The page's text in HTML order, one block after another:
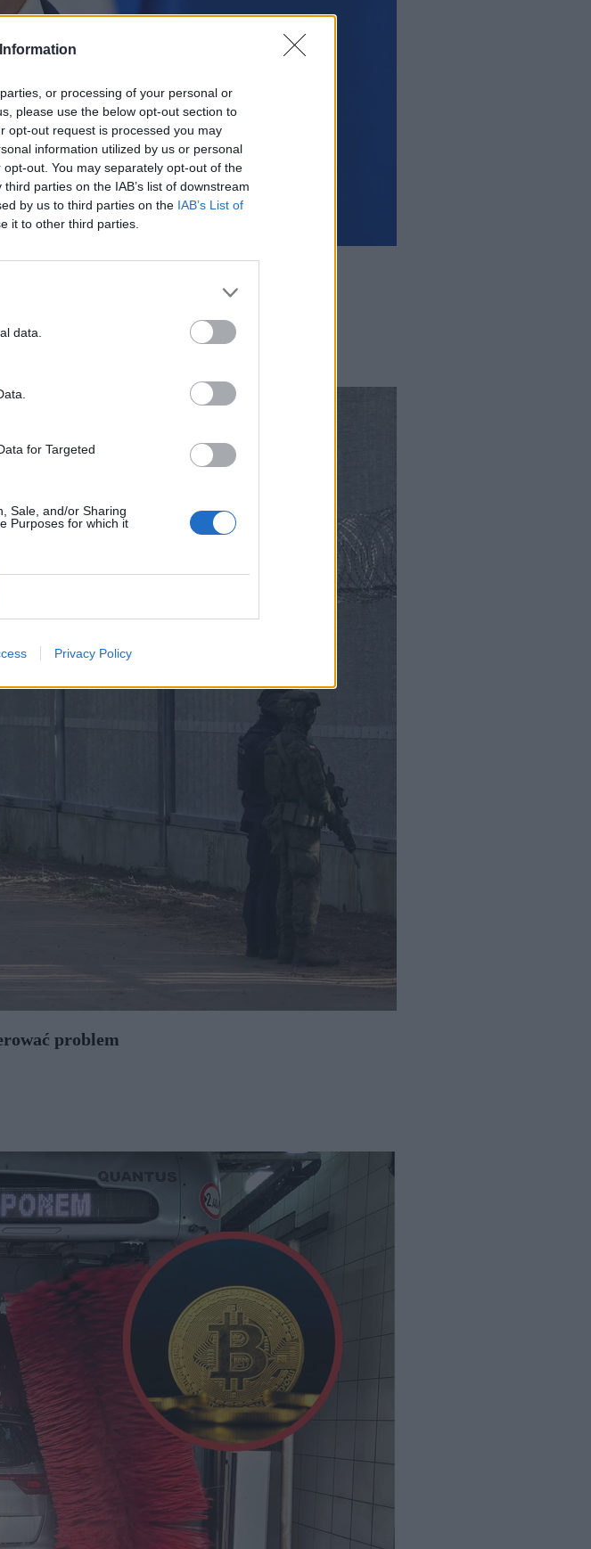
or processing of your personal or
please use the below opt-out section to
opt-out request is processed you may
information utilized by us or personal
out. You may separately opt-out of the
parties on the IAB’s list of downstream
by us to third parties on the IAB’s List of
it to other third parties.
data.
for Targeted
Sale, and/or Sharing
Purposes for which it
Privacy Policy
problem